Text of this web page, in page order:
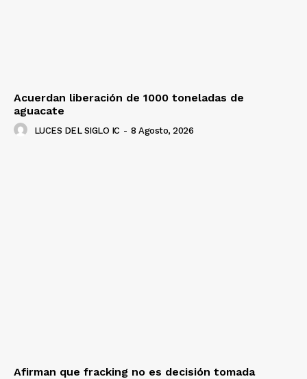
Acuerdan liberación de 1000 toneladas de
aguacate
LUCES DEL SIGLO IC - 8 Agosto, 2026
Afirman que fracking no es decisión tomada